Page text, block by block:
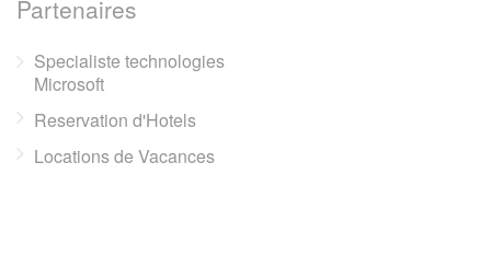
Partenaires
Specialiste technologies
Microsoft
Reservation d'Hotels
Locations de Vacances